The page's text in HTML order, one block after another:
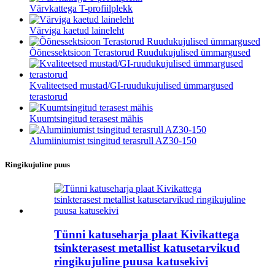
Värvkattega T-profiilplekk
Värviga kaetud laineleht
Õõnessektsioon Terastorud Ruudukujulised ümmargused
Kvaliteetsed mustad/GI-ruudukujulised ümmargused
terastorud
Kuumtsingitud terasest mähis
Alumiiniumist tsingitud terasrull AZ30-150
Ringikujuline puus
Tünni katuseharja plaat Kivikattega
tsinkterasest metallist katusetarvikud
ringikujuline puusa katusekivi